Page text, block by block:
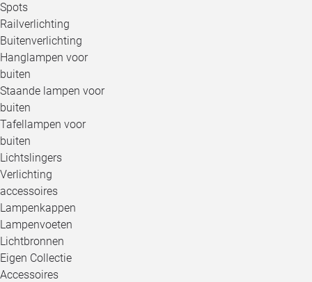
Spots
Railverlichting
Buitenverlichting
Hanglampen voor
buiten
Staande lampen voor
buiten
Tafellampen voor
buiten
Lichtslingers
Verlichting
accessoires
Lampenkappen
Lampenvoeten
Lichtbronnen
Eigen Collectie
Accessoires